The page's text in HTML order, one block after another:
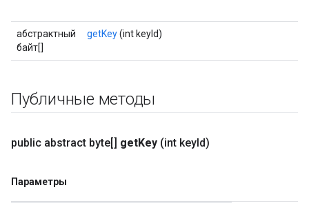
абстрактный
байт[]
getKey(int keyId)
Публичные методы
public abstract byte[] getKey (int keyId)
Параметры